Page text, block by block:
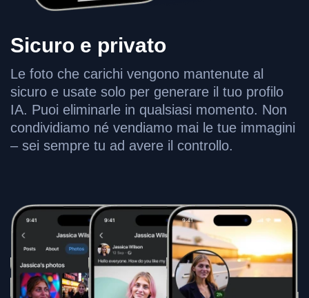
Sicuro e privato
Le foto che carichi vengono mantenute al
sicuro e usate solo per generare il tuo profilo
IA. Puoi eliminarle in qualsiasi momento. Non
condividiamo né vendiamo mai le tue immagini
– sei sempre tu ad avere il controllo.